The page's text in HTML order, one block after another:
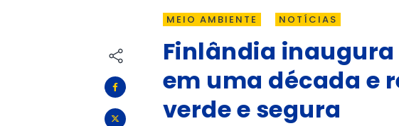
MEIO AMBIENTE NOTÍCIAS
Finlândia
em uma década e
verde e segura